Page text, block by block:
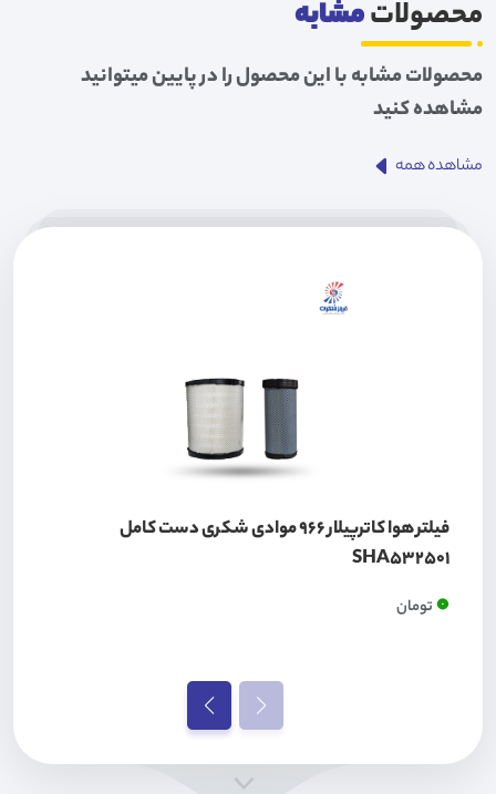
محصولاتمشابه
محصولات مشابه با این محصول را در پایین میتوانید
مشاهده کنید
مشاهده همه
فیلتر هوا کاترپیلار 966 موادی شکری دست کامل
SHA532501
0تومان